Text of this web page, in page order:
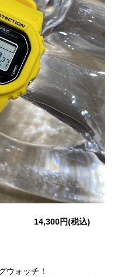
14,300円(税込)
ウォッチ！